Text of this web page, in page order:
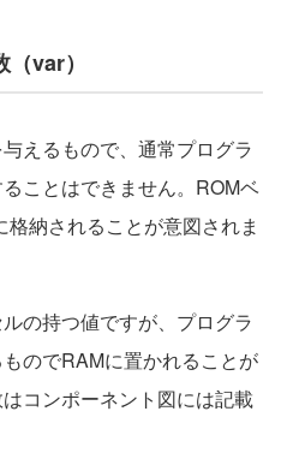
var）
えるもので、通常プログラ
ことはできません。ROMベ
納されることが意図されま
の持つ値ですが、プログラ
のでRAMに置かれることが
コンポーネント図には記載